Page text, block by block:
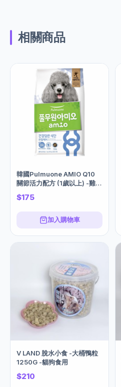
相關商品
韓國Pulmuone AMIO Q10
關節活力配方 (1歲以上) -雞肉
1KG
$175
加入購物車
V LAND 脫水小食 -大桶鴨粒
1250G -貓狗食用
$210